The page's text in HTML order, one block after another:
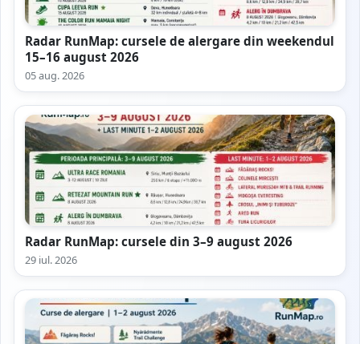
Radar RunMap: cursele de alergare din weekendul
15–16 august 2026
05 aug. 2026
Radar RunMap: cursele din 3–9 august 2026
29 iul. 2026